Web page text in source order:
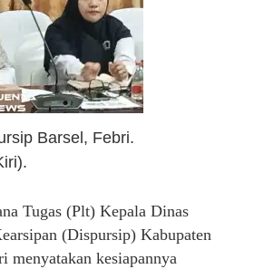
Barsel, Febri.
Tugas (Plt) Kepala Dinas
(Dispursip) Kabupaten
menyatakan kesiapannya